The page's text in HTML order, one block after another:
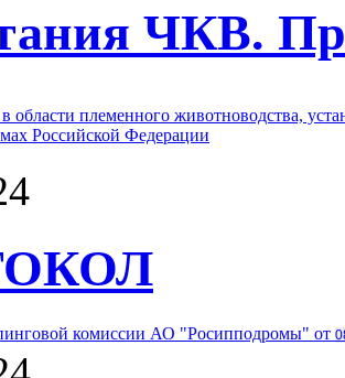
ЧКВ.
области племенного животноводства,
Российской Федерации
комиссии АО "Росипподромы" от